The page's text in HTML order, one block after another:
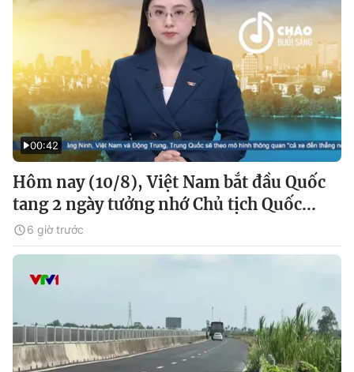
00:42
Hôm nay (10/8), Việt Nam bắt đầu Quốc
tang 2 ngày tưởng nhớ Chủ tịch Quốc...
6 giờ trước